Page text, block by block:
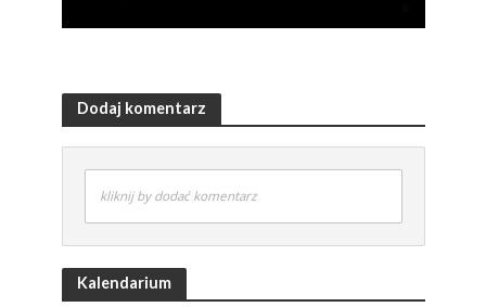
Dodaj komentarz
kliknij by dodać komentarz
Kalendarium